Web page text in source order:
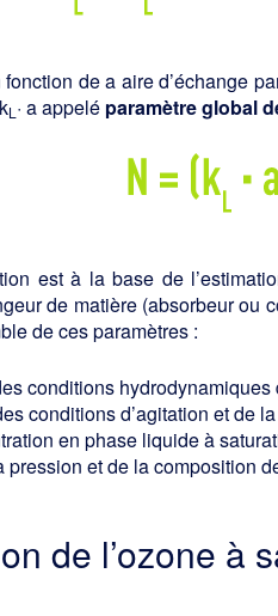
de a aire d’échange
L · a appelé paramètre global
est à la base de
de matière (absorbeur ou
de ces paramètres :
conditions
conditions d’agitation et de
en phase liquide à
pression et de la composition
de l’ozone à